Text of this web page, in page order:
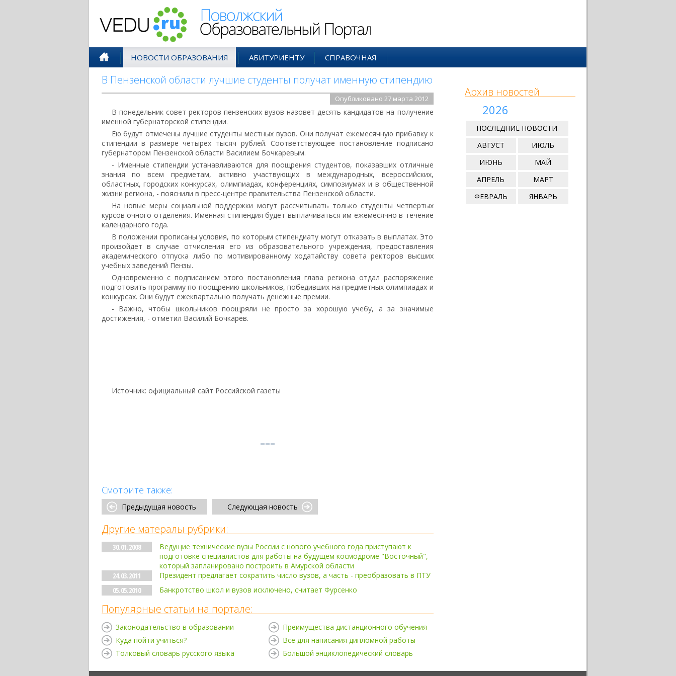
НОВОСТИ ОБРАЗОВАНИЯ АБИТУРИЕНТУ СПРАВОЧНАЯ
В Пензенской области лучшие студенты получат именную стипендию
Опубликовано 27 марта 2012
В понедельник совет ректоров пензенских вузов назовет десять кандидатов на получение
именной губернаторской стипендии.
Ею будут отмечены лучшие студенты местных вузов. Они получат ежемесячную прибавку к
стипендии в размере четырех тысяч рублей. Соответствующее постановление подписано
губернатором Пензенской области Василием Бочкаревым.
- Именные стипендии устанавливаются для поощрения студентов, показавших отличные
знания по всем предметам, активно участвующих в международных, всероссийских,
областных, городских конкурсах, олимпиадах, конференциях, симпозиумах и в общественной
жизни региона, - пояснили в пресс-центре правительства Пензенской области.
На новые меры социальной поддержки могут рассчитывать только студенты четвертых
курсов очного отделения. Именная стипендия будет выплачиваться им ежемесячно в течение
календарного года.
В положении прописаны условия, по которым стипендиату могут отказать в выплатах. Это
произойдет в случае отчисления его из образовательного учреждения, предоставления
академического отпуска либо по мотивированному ходатайству совета ректоров высших
учебных заведений Пензы.
Одновременно с подписанием этого постановления глава региона отдал распоряжение
подготовить программу по поощрению школьников, победивших на предметных олимпиадах и
конкурсах. Они будут ежеквартально получать денежные премии.
- Важно, чтобы школьников поощряли не просто за хорошую учебу, а за значимые
достижения, - отметил Василий Бочкарев.
Источник: официальный сайт Российской газеты
Смотрите также:
Предыдущая новость Следующая новость
Другие матералы рубрики:
30.01.2008
Ведущие технические вузы России с нового учебного года приступают к
подготовке специалистов для работы на будущем космодроме "Восточный",
который запланировано построить в Амурской области
24.03.2011
Президент предлагает сократить число вузов, а часть - преобразовать в ПТУ
05.05.2010
Банкротство школ и вузов исключено, считает Фурсенко
Популярные статьи на портале:
Законодательство в образовании
Куда пойти учиться?
Толковый словарь русского языка
Преимущества дистанционного обучения
Все для написания дипломной работы
Большой энциклопедический словарь
Архив новостей
2026
ПОСЛЕДНИЕ НОВОСТИ
АВГУСТ
ИЮЛЬ
ИЮНЬ
МАЙ
АПРЕЛЬ
МАРТ
ФЕВРАЛЬ
ЯНВАРЬ